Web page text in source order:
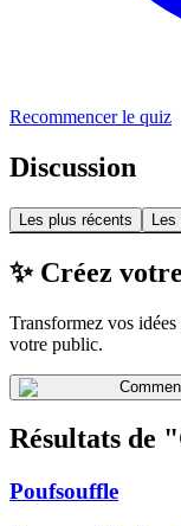
Recommencer le quiz
Discussion
Les plus récents Les
✨ Créez
Transformez vos
votre public.
Résultats de
Poufsouffle